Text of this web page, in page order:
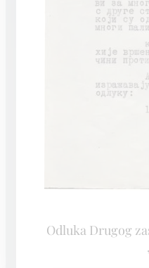
Odluka Drugog